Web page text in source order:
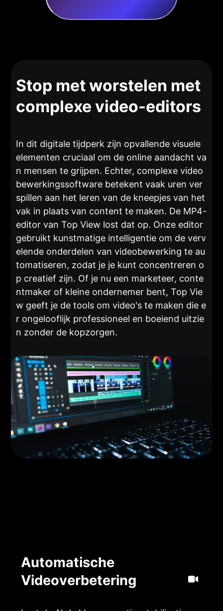
Stop met worstelen met
complexe video-editors
In dit digitale tijdperk zijn opvallende visuele
elementen cruciaal om de online aandacht va
n mensen te grijpen. Echter, complexe video
bewerkingssoftware betekent vaak uren ver
spillen aan het leren van de kneepjes van het
vak in plaats van content te maken. De MP4-
editor van Top View lost dat op. Onze editor
gebruikt kunstmatige intelligentie om de verv
elende onderdelen van videobewerking te au
tomatiseren, zodat je je kunt concentreren o
p creatief zijn. Of je nu een marketeer, conte
ntmaker of kleine ondernemer bent, Top Vie
w geeft je de tools om video's te maken die e
r ongelooflijk professioneel en boeiend uitzie
n zonder de kopzorgen.
Automatische
Videoverbetering